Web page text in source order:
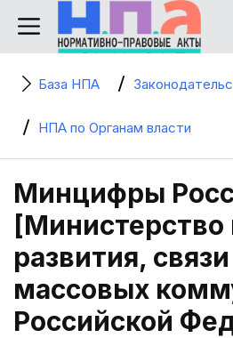
База НПА
НПА по Органам власти
Минцифры
[Министерство
развития,
массовых
Российской